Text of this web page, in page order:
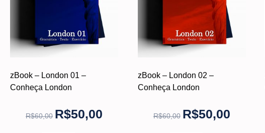
zBook – London 01 –
Conheça London
R$60,00 R$50,00
zBook – London 02 –
Conheça London
R$60,00 R$50,00